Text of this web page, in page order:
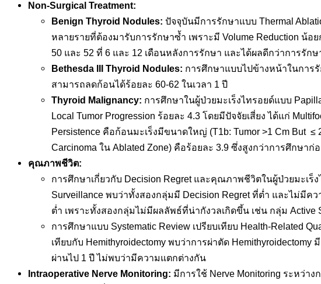
Non-Surgical Treatment:
Benign Thyroid Nodules: ปัจจุบันมีการรักษาแบบ Thermal
หลายรายที่ต้องมารับการรักษาซ้ำ เพราะมี Volume Reduction น้อ
50 และ 52 ที่ 6 และ 12 เดือนหลังการรักษา และได้ผลดีกว่าการรัก
Bethesda III Thyroid Nodules: การศึกษาแบบไปข้างหน้าในการ
สามารถลดก้อนได้ร้อยละ 60-62 ในเวลา 1 ปี
Thyroid Malignancy: การศึกษาในผู้ป่วยมะเร็งไทรอยด์แบบ
Local Tumor Progression ร้อยละ 4.3 โดยมีปัจจัยเสี่ยง ได้แก่
Persistence คือก้อนมะเร็งมีขนาดใหญ่ (T1b: Tumor >1 Cm But ≤
Carcinoma ใน Ablated Zone) คือร้อยละ 3.9 ซึ่งสูงกว่าการศึกษา
คุณภาพชีวิต:
การศึกษาเกี่ยวกับ Decision Regret และคุณภาพชีวิตในผู้ป่วยมะเร็
Surveillance พบว่าทั้งสองกลุ่มมี Decision Regret ที่ต่ำ และไม่มีค
ต่ำ เพราะทั้งสองกลุ่มไม่มีผลลัพธ์ที่น่ากังวลเกิดขึ้น เช่น กลุ่ม
การศึกษาแบบ Systematic Review เปรียบเทียบ Health-Related
เทียบกับ Hemithyroidectomy พบว่าการผ่าตัด
ผ่านไป 1 ปี ไม่พบว่ามีความแตกต่างกัน
Intraoperative Nerve Monitoring: มีการใช้ Nerve Monitoring ระหว่